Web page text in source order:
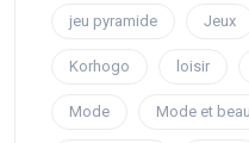
jeu pyramide Jeux
Korhogo loisir
Mode Mode et